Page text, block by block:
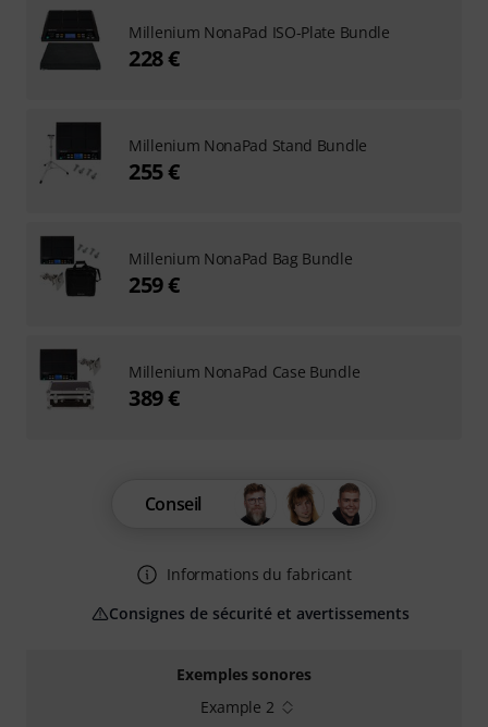
Exemples sonores
Example 2
Conseil
Informations du fabricant
Consignes de sécurité et avertissements
Millenium NonaPad ISO-Plate Bundle
228 €
Millenium NonaPad Stand Bundle
255 €
Millenium NonaPad Bag Bundle
259 €
Millenium NonaPad Case Bundle
389 €